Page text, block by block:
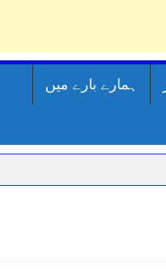
ہمارے بارے میں